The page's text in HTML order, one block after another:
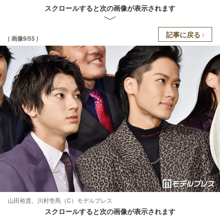
スクロールすると次の画像が表示されます
( 画像9/55 ) 記事に戻る
山田裕貴、川村壱馬（C）モデルプレス
スクロールすると次の画像が表示されます